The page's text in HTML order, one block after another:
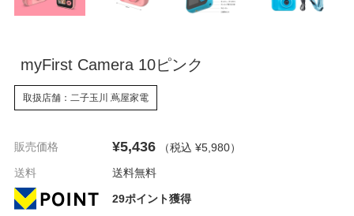
myFirst Camera 10ピンク
取扱店舗：二子玉川 蔦屋家電
販売価格 ¥5,436 （税込 ¥5,980）
送料
送料無料
29ポイント獲得